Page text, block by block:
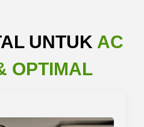
UNTUK AC
OPTIMAL